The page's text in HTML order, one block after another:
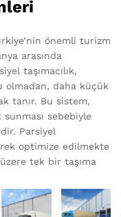
önemli turizm
arasında
taşımacılık,
olmadan, daha küçük
tanır. Bu sistem,
sebebiyle
Parsiyel
optimize edilmekte
tek bir taşıma